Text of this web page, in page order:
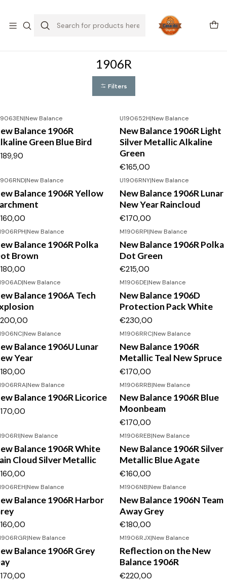
Home Tennis New Balance 1906R
1906R
Filters
|New Balance
Balance 1906R
Green Blue Bird
U190652H|New Balance
New Balance 1906R Light
Silver Metallic Alkaline
Green
€165,00
|New Balance
Balance 1906R Yellow
U1906RNY|New Balance
New Balance 1906R Lunar
New Year Raincloud
€170,00
|New Balance
Balance 1906R Polka
Brown
M1906RPI|New Balance
New Balance 1906R Polka
Dot Green
€215,00
|New Balance
Balance 1906A Tech
M1906DE|New Balance
New Balance 1906D
Protection Pack White
€230,00
|New Balance
Balance 1906U Lunar
Year
M1906RRC|New Balance
New Balance 1906R
Metallic Teal New Spruce
€170,00
|New Balance
Balance 1906R Licorice
M1906RRB|New Balance
New Balance 1906R Blue
Moonbeam
€170,00
|New Balance
Balance 1906R White
Cloud Silver Metallic
M1906REB|New Balance
New Balance 1906R Silver
Metallic Blue Agate
€160,00
|New Balance
Balance 1906R Harbor
M1906NB|New Balance
New Balance 1906N Team
Away Grey
€180,00
|New Balance
Balance 1906R Grey
M1906RJX|New Balance
Reflection on the New
Balance 1906R
€220,00